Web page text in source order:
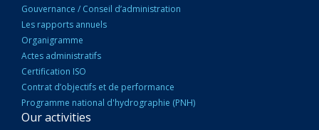
Gouvernance / Conseil d’administration
Les rapports annuels
Organigramme
Actes administratifs
Certification ISO
Contrat d’objectifs et de performance
Programme national d'hydrographie (PNH)
Our activities